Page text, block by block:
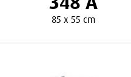
85 x 55 cm